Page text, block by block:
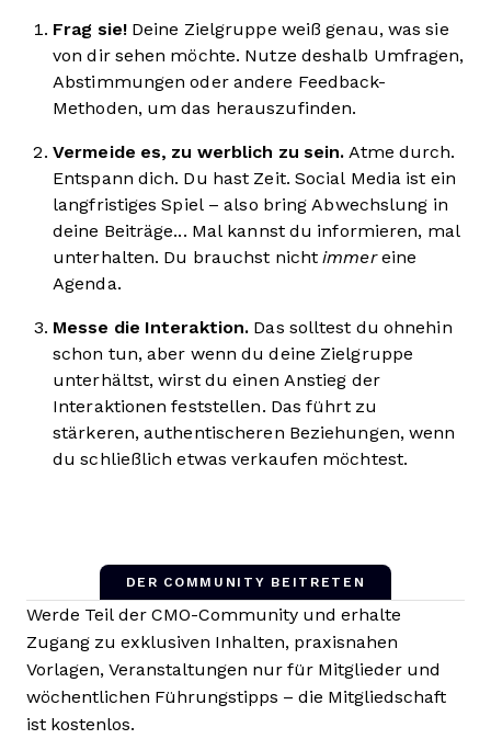
Frag sie!Deine Zielgruppe weiß genau, was sie
von dir sehen möchte. Nutze deshalb Umfragen,
Abstimmungen oder andere Feedback-
Methoden, um das herauszufinden.
Vermeide es, zu werblich zu sein. Atme durch.
Entspann dich. Du hast Zeit. Social Media ist ein
langfristiges Spiel – also bring Abwechslung in
deine Beiträge... Mal kannst du informieren, mal
unterhalten. Du brauchst nichtimmereine
Agenda.
Messe die Interaktion. Das solltest du ohnehin
schon tun, aber wenn du deine Zielgruppe
unterhältst, wirst du einen Anstieg der
Interaktionen feststellen. Das führt zu
stärkeren, authentischeren Beziehungen, wenn
du schließlich etwas verkaufen möchtest.
DER COMMUNITY BEITRETEN
Werde Teil der CMO-Community und erhalte
Zugang zu exklusiven Inhalten, praxisnahen
Vorlagen, Veranstaltungen nur für Mitglieder und
wöchentlichen Führungstipps – die Mitgliedschaft
ist kostenlos.